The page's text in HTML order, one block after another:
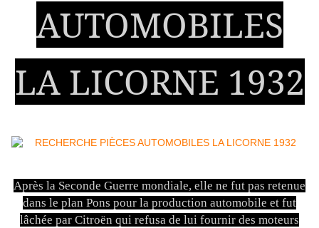
AUTOMOBILES
LA LICORNE 1932
Après la Seconde Guerre mondiale, elle ne fut pas retenue
dans le plan Pons pour la production automobile et fut
lâchée par Citroën qui refusa de lui fournir des moteurs